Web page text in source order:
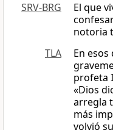
SRV-BRG
El que
notoria
TLA
En
profeta
«Dios
arregla
más
volvió